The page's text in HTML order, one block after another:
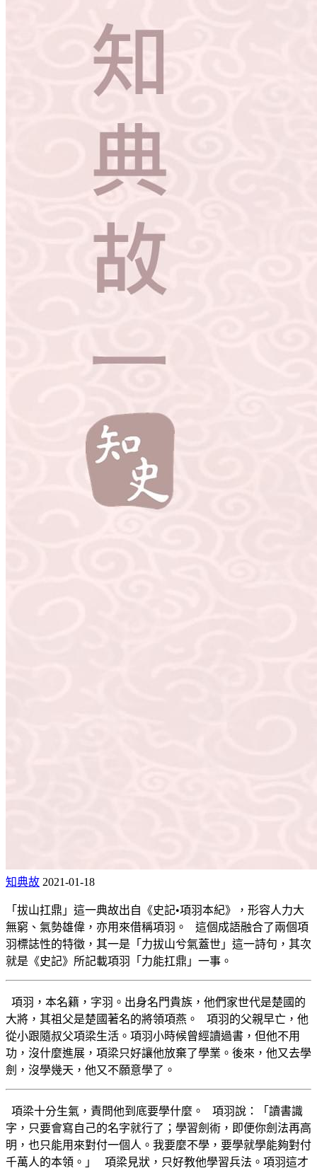
知典故 2021-01-18
「拔山扛鼎」這一典故出自《史記•項羽本紀》，形容人力大
無窮、氣勢雄偉，亦用來借稱項羽。 這個成語融合了兩個項
羽標誌性的特徵，其一是「力拔山兮氣蓋世」這一詩句，其次
就是《史記》所記載項羽「力能扛鼎」一事。
項羽，本名籍，字羽。出身名門貴族，他們家世代是楚國的
大將，其祖父是楚國著名的將領項燕。 項羽的父親早亡，他
從小跟隨叔父項梁生活。項羽小時候曾經讀過書，但他不用
功，沒什麼進展，項梁只好讓他放棄了學業。後來，他又去學
劍，沒學幾天，他又不願意學了。
項梁十分生氣，責問他到底要學什麼。 項羽說：「讀書識
字，只要會寫自己的名字就行了；學習劍術，即便你劍法再高
明，也只能用來對付一個人。我要麼不學，要學就學能夠對付
千萬人的本領。」 項梁見狀，只好教他學習兵法。項羽這才